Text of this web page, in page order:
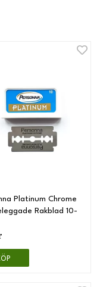
Platinum Chrome
Rakblad 10-